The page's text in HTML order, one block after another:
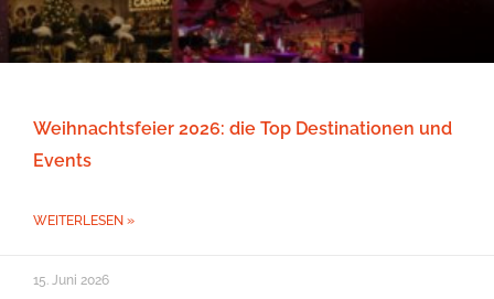
Weihnachtsfeier 2026: die Top Destinationen und
Events
WEITERLESEN »
15. Juni 2026